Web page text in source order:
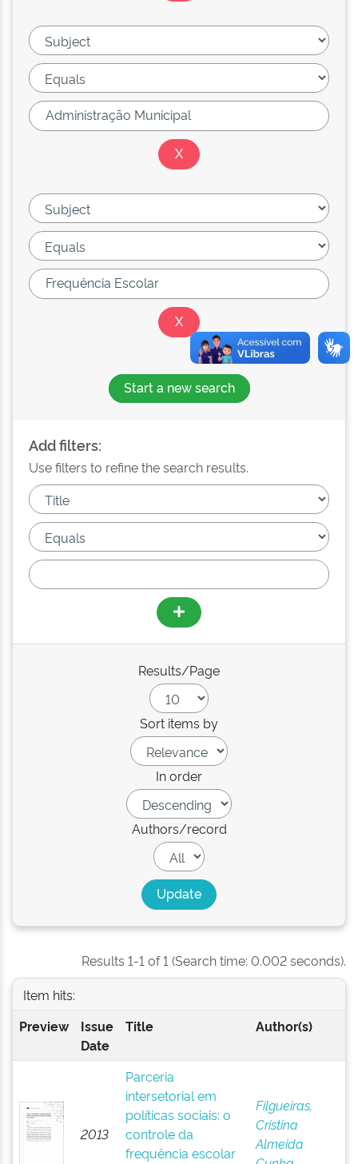
Start a new search
Add filters:
Use filters to refine the search results.
Results/Page
Sort items by
In order
Authors/record
Results 1-1 of 1 (Search time: 0.002 seconds).
Item hits:
Preview
Issue
Date
Title Author(s)
2013
Parceria
intersetorial em
políticas sociais: o
controle da
frequência escolar
Filgueiras,
Cristina
Almeida